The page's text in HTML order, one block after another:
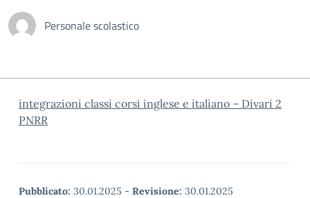
Personale scolastico
integrazioni classi corsi inglese e italiano – Divari 2
PNRR
Pubblicato: 30.01.2025 - Revisione: 30.01.2025